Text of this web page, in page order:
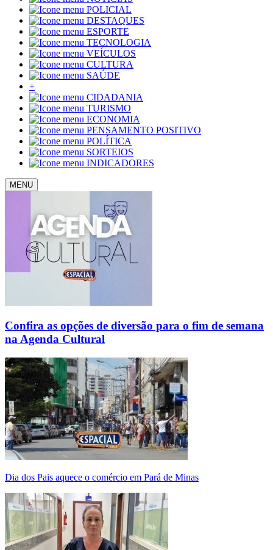
POLICIAL
DESTAQUES
ESPORTE
TECNOLOGIA
VEÍCULOS
CULTURA
SAÚDE
+
CIDADANIA
TURISMO
ECONOMIA
PENSAMENTO POSITIVO
POLÍTICA
SORTEIOS
INDICADORES
MENU
Confira as opções de diversão para o fim de semana
na Agenda Cultural
Dia dos Pais aquece o comércio em Pará de Minas